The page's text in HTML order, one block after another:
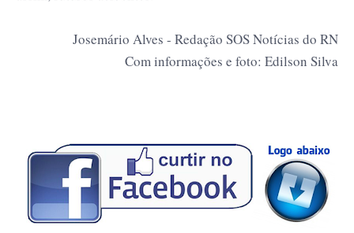
Josemário Alves - Redação SOS Notícias do RN
Com informações e foto: Edilson Silva